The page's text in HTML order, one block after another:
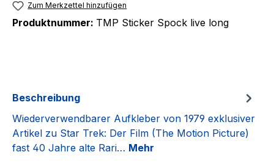
Zum Merkzettel hinzufügen
Produktnummer: TMP Sticker Spock live long
Beschreibung
Wiederverwendbarer Aufkleber von 1979 exklusiver
Artikel zu Star Trek: Der Film (The Motion Picture)
fast 40 Jahre alte Rari… Mehr